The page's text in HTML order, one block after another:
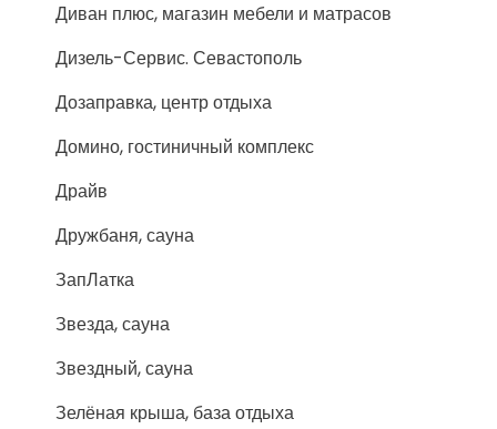
Диван плюс, магазин мебели и матрасов
Дизель-Сервис. Севастополь
Дозаправка, центр отдыха
Домино, гостиничный комплекс
Драйв
Дружбаня, сауна
ЗапЛатка
Звезда, сауна
Звездный, сауна
Зелёная крыша, база отдыха